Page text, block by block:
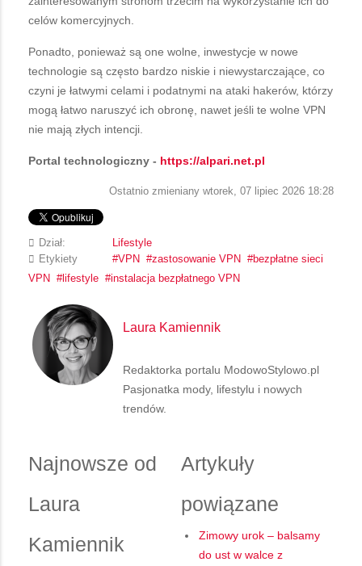
celów komercyjnych.
Ponadto, ponieważ są one wolne, inwestycje w nowe
technologie są często bardzo niskie i niewystarczające, co
czyni je łatwymi celami i podatnymi na ataki hakerów, którzy
mogą łatwo naruszyć ich obronę, nawet jeśli te wolne VPN
nie mają złych intencji.
Portal technologiczny - https://alpari.net.pl
Ostatnio zmieniany wtorek, 07 lipiec 2026 18:28
Dział:
Lifestyle
Etykiety
VPN zastosowanie VPN
bezpłatne sieci
VPN
lifestyle instalacja bezpłatnego VPN
Laura Kamiennik
Redaktorka portalu ModowoStylowo.pl
Pasjonatka mody, lifestylu i nowych
trendów.
Najnowsze od
Laura
Kamiennik
Artykuły
powiązane
Zimowy urok – balsamy
do ust w walce z